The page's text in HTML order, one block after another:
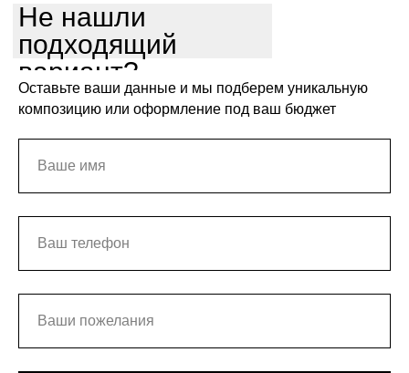
Не нашли
подходящий
вариант?
Оставьте ваши данные и мы подберем уникальную
композицию или оформление под ваш бюджет